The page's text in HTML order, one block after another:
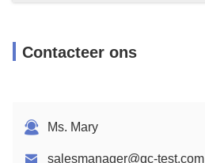
Contacteer ons
Ms. Mary
salesmanager@qc-test.com